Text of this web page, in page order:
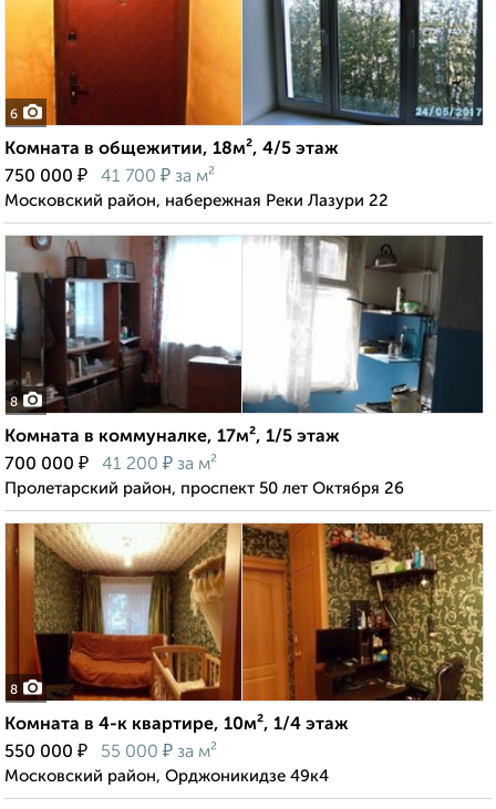
6
Комната в общежитии, 18м², 4/5 этаж
750 000 ₽ 41 700 ₽ за м²
Московский район, набережная Реки Лазури 22
8
Комната в коммуналке, 17м², 1/5 этаж
700 000 ₽ 41 200 ₽ за м²
Пролетарский район, проспект 50 лет Октября 26
8
Комната в 4-к квартире, 10м², 1/4 этаж
550 000 ₽ 55 000 ₽ за м²
Московский район, Орджоникидзе 49к4